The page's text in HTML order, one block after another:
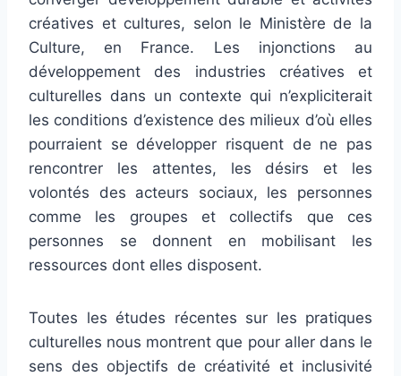
créatives et cultures, selon le Ministère de la
Culture, en France. Les injonctions au
développement des industries créatives et
culturelles dans un contexte qui n’expliciterait
les conditions d’existence des milieux d’où elles
pourraient se développer risquent de ne pas
rencontrer les attentes, les désirs et les
volontés des acteurs sociaux, les personnes
comme les groupes et collectifs que ces
personnes se donnent en mobilisant les
ressources dont elles disposent.
Toutes les études récentes sur les pratiques
culturelles nous montrent que pour aller dans le
sens des objectifs de créativité et inclusivité